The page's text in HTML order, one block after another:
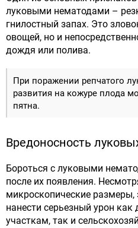
луковыми нематодами –
гнилостный запах. Это
овощей, но и
дождя или полива.
При поражении репчатого
развития на кожуре плода
пятна.
Вредоносность
Бороться с луковыми
после их появления.
микроскопические размеры,
нанести серьезный урон
участкам, так и